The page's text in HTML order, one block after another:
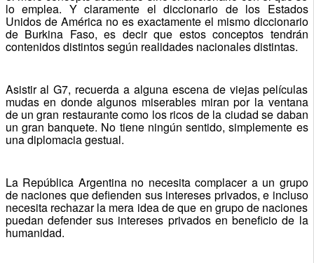
lo emplea. Y claramente el diccionario de los Estados
Unidos de América no es exactamente el mismo diccionario
de Burkina Faso, es decir que estos conceptos tendrán
contenidos distintos según realidades nacionales distintas.
Asistir al G7, recuerda a alguna escena de viejas películas
mudas en donde algunos miserables miran por la ventana
de un gran restaurante como los ricos de la ciudad se daban
un gran banquete. No tiene ningún sentido, simplemente es
una diplomacia gestual.
La República Argentina no necesita complacer a un grupo
de naciones que defienden sus intereses privados, e incluso
necesita rechazar la mera idea de que en grupo de naciones
puedan defender sus intereses privados en beneficio de la
humanidad.